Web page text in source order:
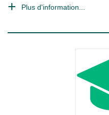
Plus d'information...